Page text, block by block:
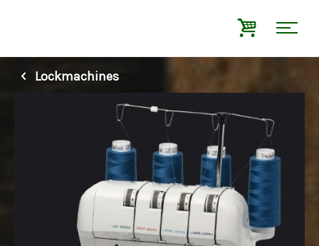
Lockmachines